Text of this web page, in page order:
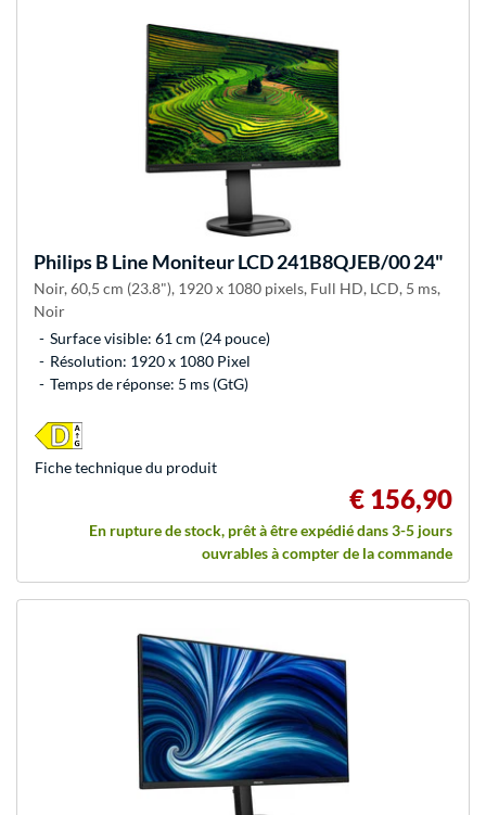
PhilipsB Line Moniteur LCD 241B8QJEB/00 24"
Noir, 60,5 cm (23.8"), 1920 x 1080 pixels, Full HD, LCD, 5 ms,
Noir
Surface visible: 61 cm (24 pouce)
Résolution: 1920 x 1080 Pixel
Temps de réponse: 5 ms (GtG)
€ 156,90
En rupture de stock, prêt à être expédié dans 3-5 jours
ouvrables à compter de la commande
Fiche technique du produit